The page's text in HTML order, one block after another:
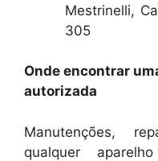
Mestrinelli,
305
Onde encontrar
autorizada
Manutenções,
qualquer